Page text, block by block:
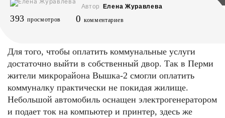
Автор Елена Журавлева
393 просмотров 0 комментариев
Для того, чтобы оплатить коммунальные услуги
достаточно выйти в собственный двор. Так в Перми
жители микрорайона Вышка-2 смогли оплатить
коммуналку практически не покидая жилище.
Небольшой автомобиль оснащен электрогенератором
и подает ток на компьютер и принтер, здесь же